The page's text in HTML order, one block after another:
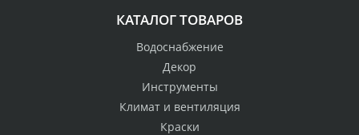
КАТАЛОГ ТОВАРОВ
Водоснабжение
Декор
Инструменты
Климат и вентиляция
Краски